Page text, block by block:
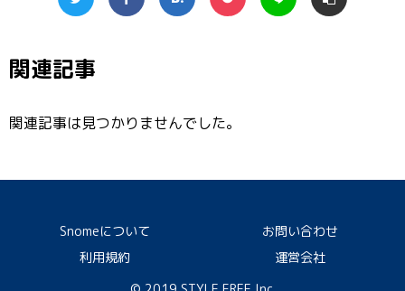
関連記事
関連記事は見つかりませんでした。
Snomeについて
お問い合わせ
利用規約
運営会社